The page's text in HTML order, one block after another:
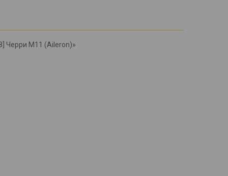
Черри М11 (Aileron)»